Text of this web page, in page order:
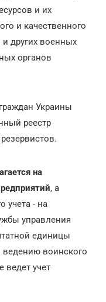
и их
и качественного
других военных
органов
Украины
реестр
на
, а
учета - на
управления
единицы
воинского
ведет учет